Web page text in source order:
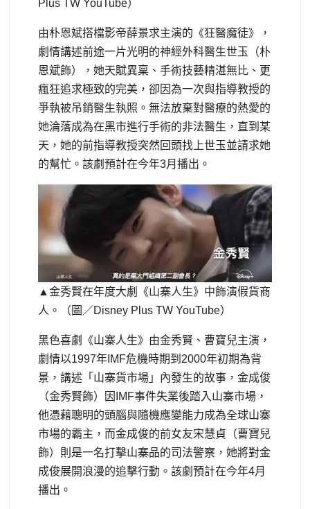
Plus TW YouTube）
由朴恩斌搭檔影帝薛景求主演的《狂醫魔徒》，
劇情講述前途一片光明的神經外科醫生世玉（朴
恩斌飾），她天賦異稟、手術技藝精湛無比、更
瘋狂追求極致的完美，卻因為一次與指導教授的
爭執被吊銷醫生執照。無法放棄對醫療的熱愛的
她淪落成為在黑市進行手術的非法醫生，直到某
天，她的前指導教授突然回頭找上世玉並請求她
的幫忙。該劇預計在今年3月播出。
▲金秀賢在年度大劇《山寨人生》中飾演假貨商
人。（圖／Disney Plus TW YouTube）
黑色喜劇《山寨人生》由金秀賢、曹寶兒主演，
劇情以1997年IMF危機時期到2000年初期為背
景，講述「山寨貨市場」內發生的故事，金成俊
（金秀賢飾）因IMF事件失業後踏入山寨市場，
他憑藉聰明的頭腦與隨機應變能力成為全球山寨
市場的霸主，而金成俊的前女友宋慧貞（曹寶兒
飾）則是一名打擊山寨品的司法警察，她將對金
成俊展開浪漫的追擊行動。該劇預計在今年4月
播出。